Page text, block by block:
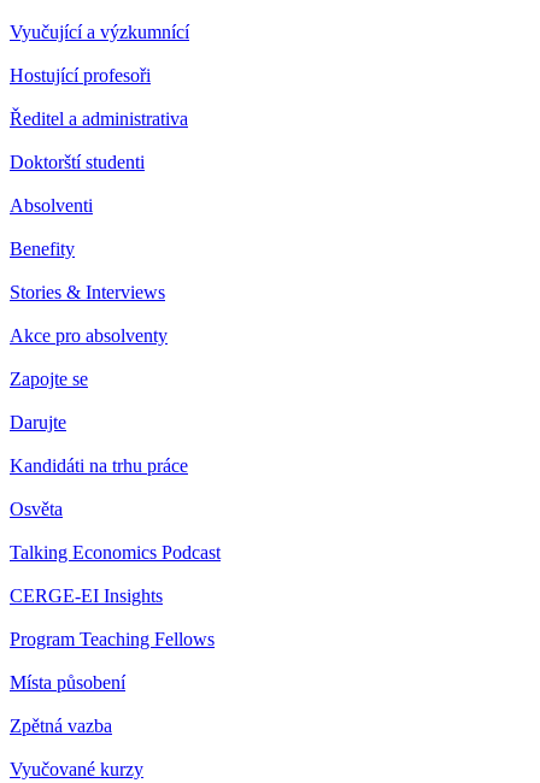
Vyučující a výzkumnící
Hostující profesoři
Ředitel a administrativa
Doktorští studenti
Absolventi
Benefity
Stories & Interviews
Akce pro absolventy
Zapojte se
Darujte
Kandidáti na trhu práce
Osvěta
Talking Economics Podcast
CERGE-EI Insights
Program Teaching Fellows
Místa působení
Zpětná vazba
Vyučované kurzy